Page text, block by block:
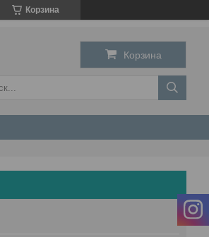
Корзина
Корзина